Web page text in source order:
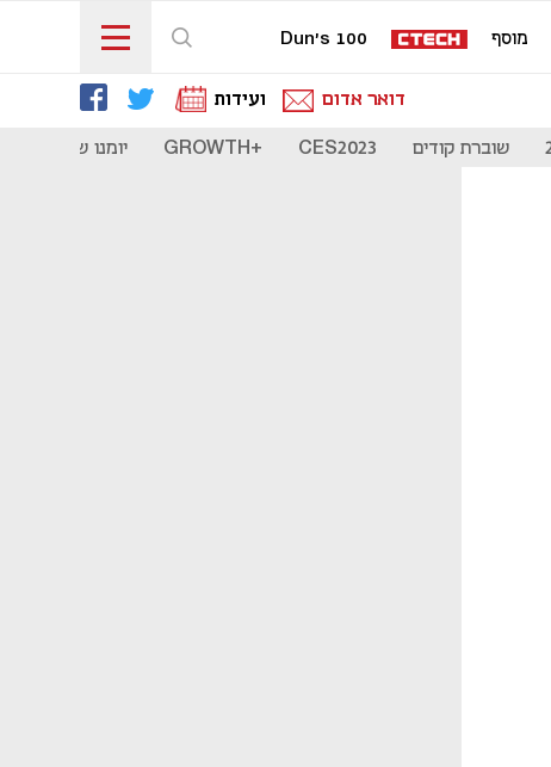
מוסף Dun's 100
דואר אדום ועידות
שוברת קודים CES2023
+GROWTH יומנו של